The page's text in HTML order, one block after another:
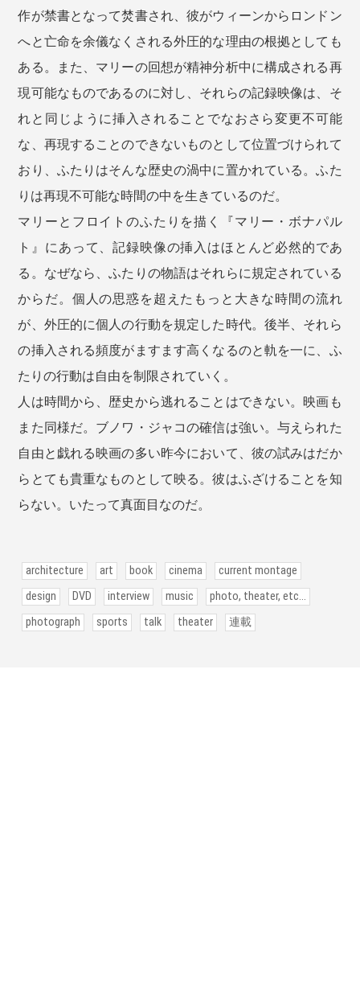
作が禁書となって焚書され、彼がウィーンからロンドン
へと亡命を余儀なくされる外圧的な理由の根拠としても
ある。また、マリーの回想が精神分析中に構成される再
現可能なものであるのに対し、それらの記録映像は、そ
れと同じように挿入されることでなおさら変更不可能
な、再現することのできないものとして位置づけられて
おり、ふたりはそんな歴史の渦中に置かれている。ふた
りは再現不可能な時間の中を生きているのだ。
マリーとフロイトのふたりを描く『マリー・ボナパル
ト』にあって、記録映像の挿入はほとんど必然的であ
る。なぜなら、ふたりの物語はそれらに規定されている
からだ。個人の思惑を超えたもっと大きな時間の流れ
が、外圧的に個人の行動を規定した時代。後半、それら
の挿入される頻度がますます高くなるのと軌を一に、ふ
たりの行動は自由を制限されていく。
人は時間から、歴史から逃れることはできない。映画も
また同様だ。ブノワ・ジャコの確信は強い。与えられた
自由と戯れる映画の多い昨今において、彼の試みはだか
らとても貴重なものとして映る。彼はふざけることを知
らない。いたって真面目なのだ。
architecture art book cinema
current montage
design
DVD interview music
photo, theater, etc...
photograph
sports talk theater 連載